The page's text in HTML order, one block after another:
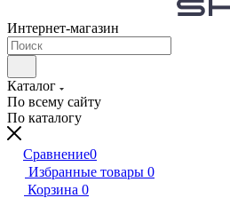
Интернет-магазин
Каталог
По всему сайту
По каталогу
Сравнение0
Избранные товары 0
Корзина 0